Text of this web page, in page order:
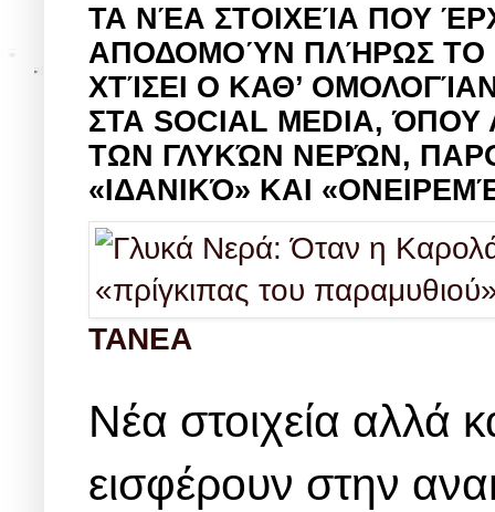
ΤΑ ΝΈΑ ΣΤΟΙΧΕΊΑ ΠΟΥ
ΑΠΟΔΟΜΟΎΝ ΠΛΉΡΩΣ ΤΟ
ΧΤΊΣΕΙ Ο ΚΑΘ’
ΣΤΑ SOCIAL MEDIA,
ΤΩΝ ΓΛΥΚΏΝ ΝΕΡΏΝ,
«ΙΔΑΝΙΚΌ» ΚΑΙ
TANEA
Νέα στοιχεία αλλά
εισφέρουν στην